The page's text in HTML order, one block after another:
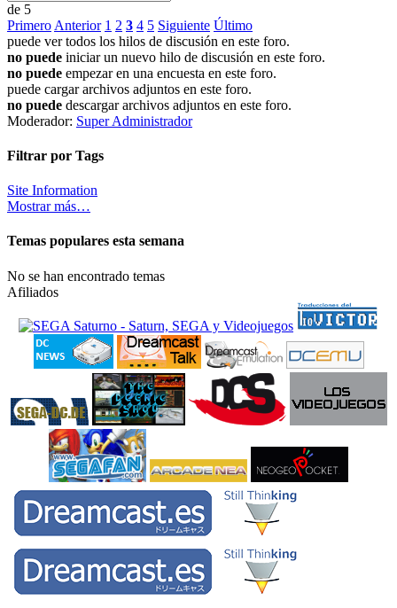
de 5
Primero Anterior 1 2 3 4 5 Siguiente Último
puede ver todos los hilos de discusión en este foro.
no puede iniciar un nuevo hilo de discusión en este foro.
no puede empezar en una encuesta en este foro.
puede cargar archivos adjuntos en este foro.
no puede descargar archivos adjuntos en este foro.
Moderador: Super Administrador
Filtrar por Tags
Site Information
Mostrar más…
Temas populares esta semana
No se han encontrado temas
Afiliados